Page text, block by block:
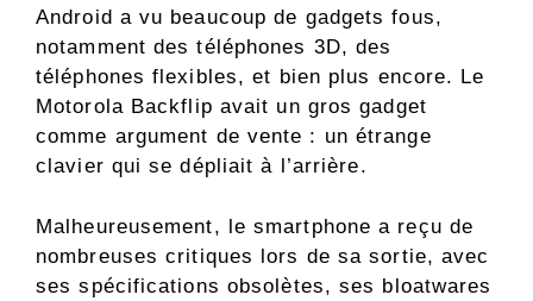
Android a vu beaucoup de gadgets fous,
notamment des téléphones 3D, des
téléphones flexibles, et bien plus encore. Le
Motorola Backflip avait un gros gadget
comme argument de vente : un étrange
clavier qui se dépliait à l’arrière.
Malheureusement, le smartphone a reçu de
nombreuses critiques lors de sa sortie, avec
ses spécifications obsolètes, ses bloatwares